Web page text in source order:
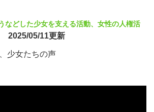
などした少女を支える活動、女性の人権活
2025/05/11更新
少女たちの声